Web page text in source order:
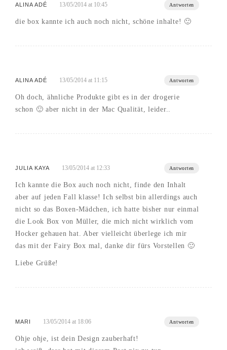
ALINA ADÉ 13/05/2014 at 10:45 Antworten
die box kannte ich auch noch nicht, schöne inhalte! 🙂
ALINA ADÉ 13/05/2014 at 11:15 Antworten
Oh doch, ähnliche Produkte gibt es in der drogerie
schon 🙂 aber nicht in der Mac Qualität, leider..
JULIA KAYA 13/05/2014 at 12:33 Antworten
Ich kannte die Box auch noch nicht, finde den Inhalt
aber auf jeden Fall klasse! Ich selbst bin allerdings auch
nicht so das Boxen-Mädchen, ich hatte bisher nur einmal
die Look Box von Müller, die mich nicht wirklich vom
Hocker gehauen hat. Aber vielleicht überlege ich mir
das mit der Fairy Box mal, danke dir fürs Vorstellen 🙂
Liebe Grüße!
MARI 13/05/2014 at 18:06 Antworten
Ohje ohje, ist dein Design zauberhaft!